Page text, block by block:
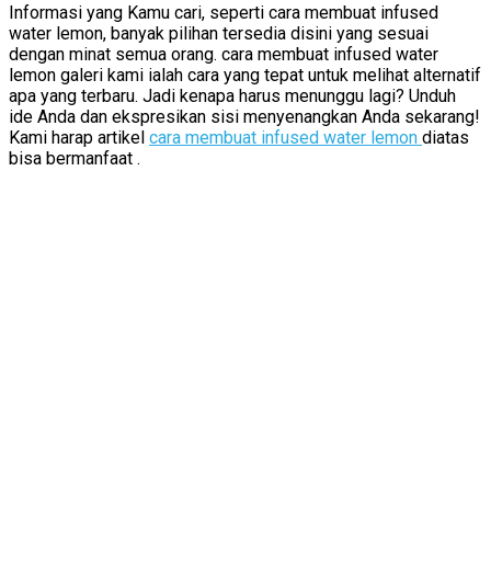
Informasi yang Kamu cari, seperti cara membuat infused
water lemon, banyak pilihan tersedia disini yang sesuai
dengan minat semua orang. cara membuat infused water
lemon galeri kami ialah cara yang tepat untuk melihat alternatif
apa yang terbaru. Jadi kenapa harus menunggu lagi? Unduh
ide Anda dan ekspresikan sisi menyenangkan Anda sekarang!
Kami harap artikel cara membuat infused water lemon diatas
bisa bermanfaat .